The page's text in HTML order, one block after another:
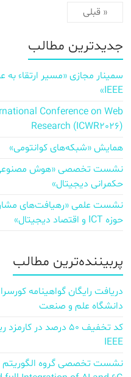
« قبلی
جدیدترین مطالب
IEEE»
Conference on Web
Research (ICWR2026)
همایش «شبکه‌های کوانتومی»
نشست تخصصی «هوش مصنوعی
حکمرانی دیجیتال»
نشست علمی «رهیافت‌های
حوزه ICT و اقتصاد دیجیتال»
پربیننده‌ترین مطالب
دانشگاه علم و صنعت
IEEE
نشست تخصصی گروه الگوریتم و